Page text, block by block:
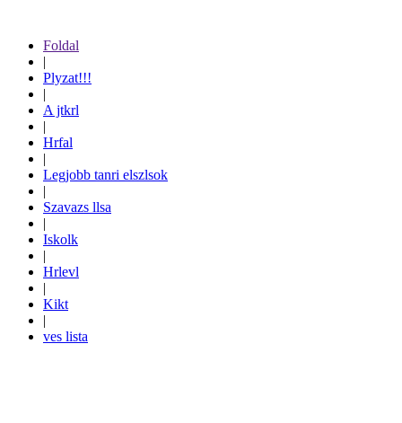
Foldal
|
Plyzat!!!
|
A jtkrl
|
Hrfal
|
Legjobb tanri elszlsok
|
Szavazs llsa
|
Iskolk
|
Hrlevl
|
Kikt
|
ves lista